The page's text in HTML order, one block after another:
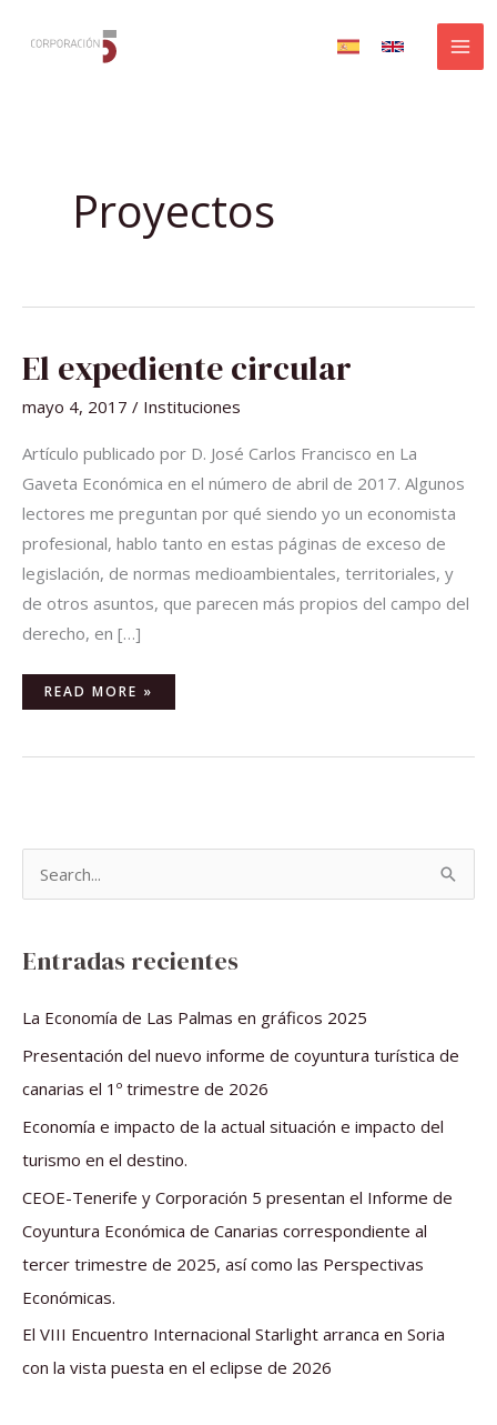
Proyectos
El expediente circular
mayo 4, 2017 / Instituciones
Artículo publicado por D. José Carlos Francisco en La
Gaveta Económica en el número de abril de 2017. Algunos
lectores me preguntan por qué siendo yo un economista
profesional, hablo tanto en estas páginas de exceso de
legislación, de normas medioambientales, territoriales, y
de otros asuntos, que parecen más propios del campo del
derecho, en […]
EL
EXPEDIENTE
CIRCULAR
READ MORE »
a
r
Entradas recientes
La Economía de Las Palmas en gráficos 2025
Presentación del nuevo informe de coyuntura turística de
canarias el 1º trimestre de 2026
Economía e impacto de la actual situación e impacto del
turismo en el destino.
CEOE-Tenerife y Corporación 5 presentan el Informe de
Coyuntura Económica de Canarias correspondiente al
tercer trimestre de 2025, así como las Perspectivas
Económicas.
El VIII Encuentro Internacional Starlight arranca en Soria
con la vista puesta en el eclipse de 2026